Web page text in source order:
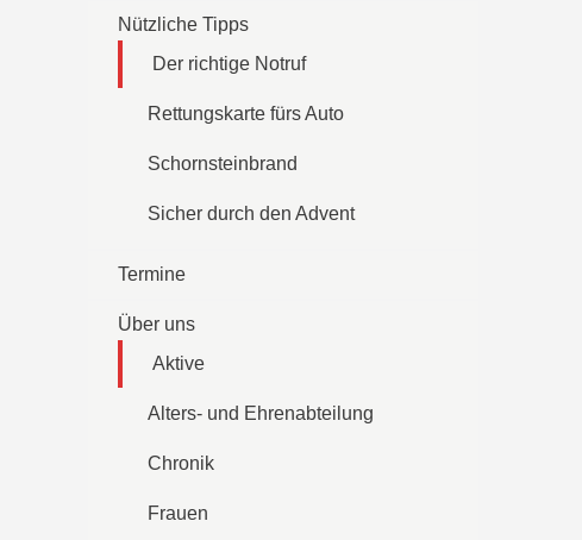
Nützliche Tipps
Der richtige Notruf
Rettungskarte fürs Auto
Schornsteinbrand
Sicher durch den Advent
Termine
Über uns
Aktive
Alters- und Ehrenabteilung
Chronik
Frauen